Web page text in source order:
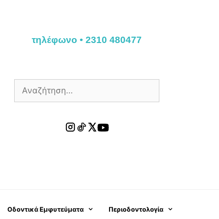
τηλέφωνο • 2310 480477
Οδοντικά Εμφυτεύματα Περιοδοντολογία